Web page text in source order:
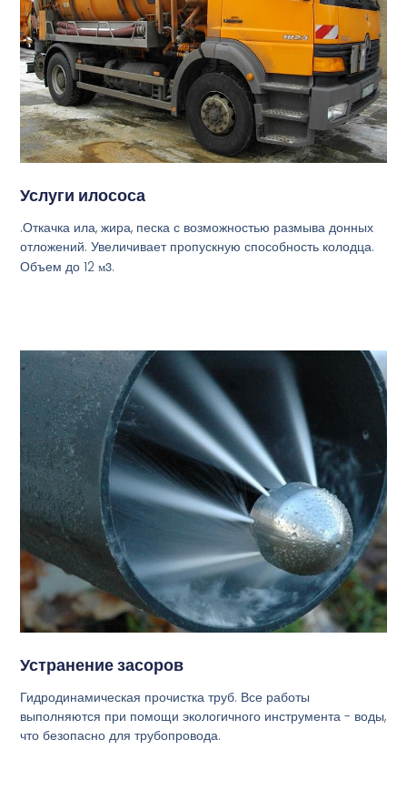
Услуги илососа
.Откачка ила, жира, песка с возможностью размыва донных
отложений. Увеличивает пропускную способность колодца.
Объем до 12м3.
Устранение засоров
Гидродинамическая прочистка труб. Все работы
выполняются при помощи экологичного инструмента - воды,
что безопасно для трубопровода.